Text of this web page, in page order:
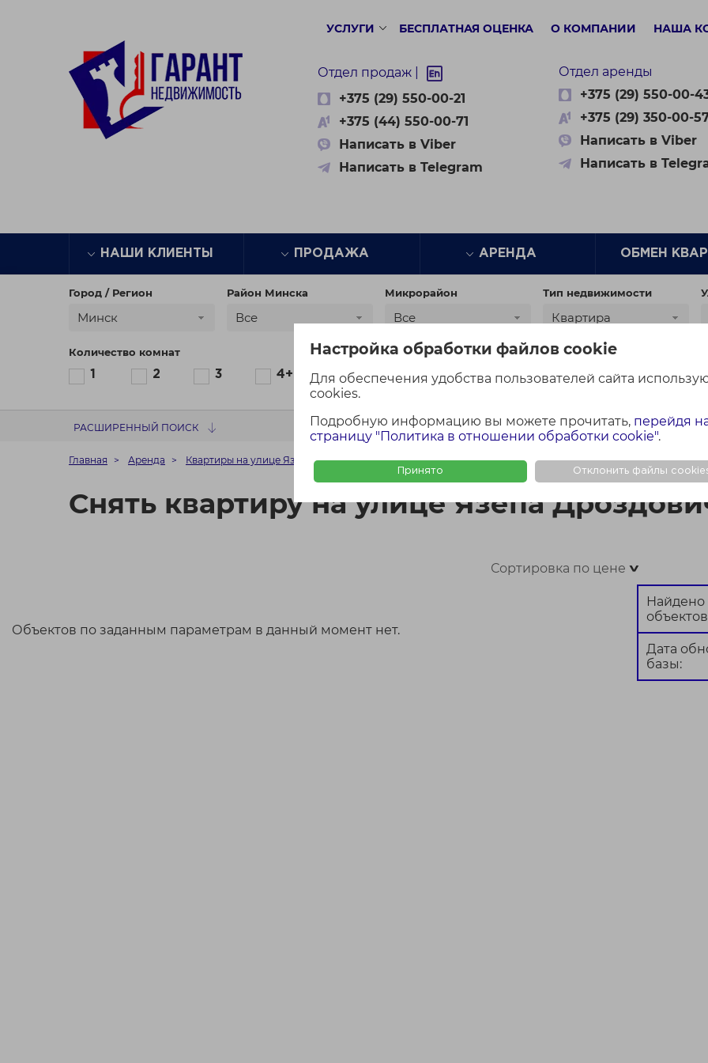
Настройка обработки файлов cookie
Для обеспечения удобства пользователей сайта
cookies.
Подробную информацию вы можете прочитать, перейдя
страницу "Политика в отношении обработки cookie".
Принято Отклонить файлы
УСЛУГИ БЕСПЛАТНАЯ ОЦЕНКА О КОМПАНИИ НАША
Отдел продаж |
+375 (29) 550-00-21
+375 (44) 550-00-71
Написать в Viber
Написать в Telegram
Отдел аренды
+375 (29) 550-00-
+375 (29) 350-00-
Написать в Viber
Написать в
НАШИ КЛИЕНТЫ ПРОДАЖА АРЕНДА ОБМЕН
Город / Регион
Минск
Район Минска
Все
Микрорайон
Все
Тип недвижимости
Квартира
Количество комнат
1 2 3 4+
Цена
РАСШИРЕННЫЙ ПОИСК ФОТО + КАРТА ФОТО
Главная Аренда Квартиры на улице Язепа Дроздовича в Минске
Снять квартиру на улице Язепа
Сортировка по цене>
Объектов по заданным параметрам в данный момент нет.
Найдено
Дата
базы: